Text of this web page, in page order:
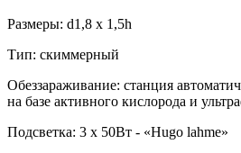
Размеры: d1,8 х 1,5h
Тип: скиммерный
Обеззараживание: станция
на базе активного кислорода и
Подсветка: 3 х 50Вт - «Hugo lahme»